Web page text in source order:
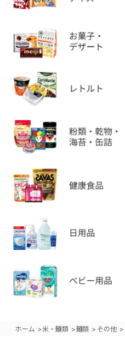
ホーム >米・麺類 >麺類 > その他 >